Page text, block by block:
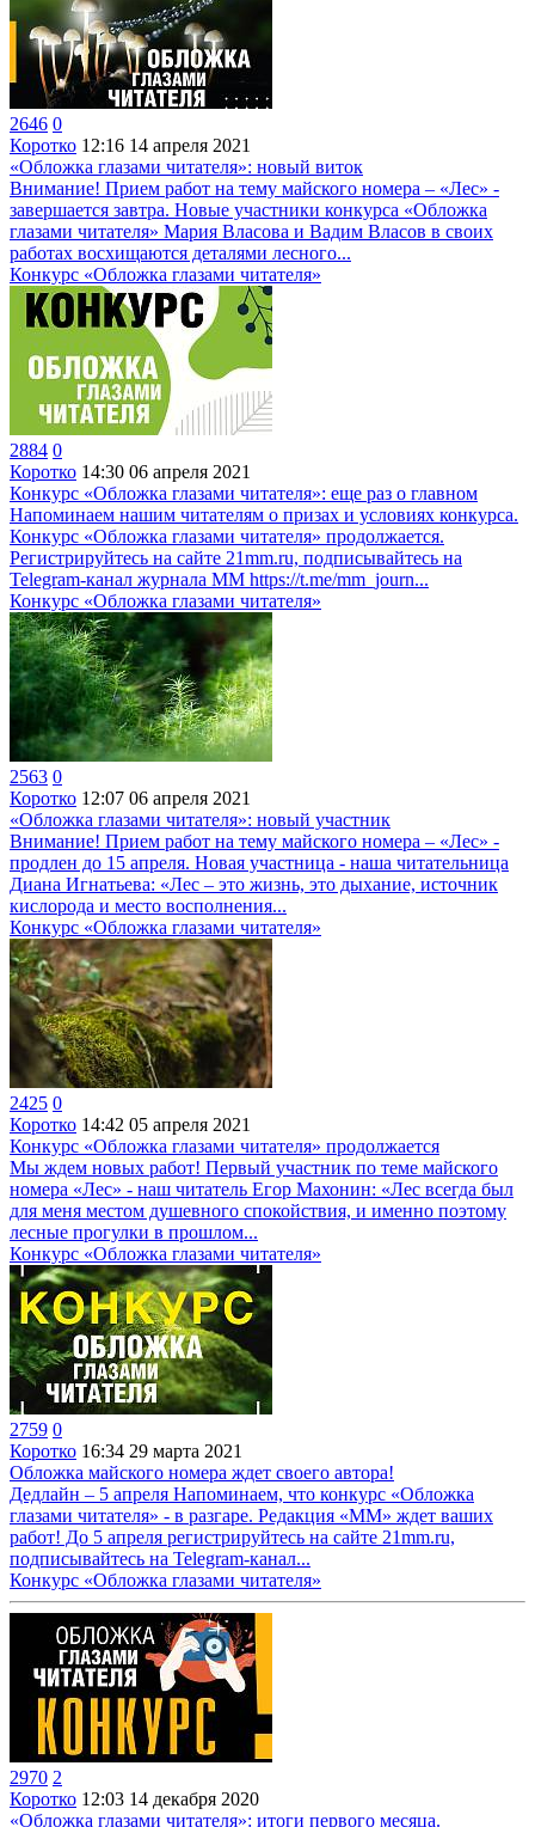
2646 0
Коротко 12:16 14 апреля 2021
«Обложка глазами читателя»: новый виток
Внимание! Прием работ на тему майского номера – «Лес» -
завершается завтра. Новые участники конкурса «Обложка
глазами читателя» Мария Власова и Вадим Власов в своих
работах восхищаются деталями лесного...
Конкурс «Обложка глазами читателя»
2884 0
Коротко 14:30 06 апреля 2021
Конкурс «Обложка глазами читателя»: еще раз о главном
Напоминаем нашим читателям о призах и условиях конкурса.
Конкурс «Обложка глазами читателя» продолжается.
Регистрируйтесь на сайте 21mm.ru, подписывайтесь на
Telegram-канал журнала ММ https://t.me/mm_journ...
Конкурс «Обложка глазами читателя»
2563 0
Коротко 12:07 06 апреля 2021
«Обложка глазами читателя»: новый участник
Внимание! Прием работ на тему майского номера – «Лес» -
продлен до 15 апреля. Новая участница - наша читательница
Диана Игнатьева: «Лес – это жизнь, это дыхание, источник
кислорода и место восполнения...
Конкурс «Обложка глазами читателя»
2425 0
Коротко 14:42 05 апреля 2021
Конкурс «Обложка глазами читателя» продолжается
Мы ждем новых работ! Первый участник по теме майского
номера «Лес» - наш читатель Егор Махонин: «Лес всегда был
для меня местом душевного спокойствия, и именно поэтому
лесные прогулки в прошлом...
Конкурс «Обложка глазами читателя»
2759 0
Коротко 16:34 29 марта 2021
Обложка майского номера ждет своего автора!
Дедлайн – 5 апреля Напоминаем, что конкурс «Обложка
глазами читателя» - в разгаре. Редакция «ММ» ждет ваших
работ! До 5 апреля регистрируйтесь на сайте 21mm.ru,
подписывайтесь на Telegram-канал...
Конкурс «Обложка глазами читателя»
2970 2
Коротко 12:03 14 декабря 2020
«Обложка глазами читателя»: итоги первого месяца.